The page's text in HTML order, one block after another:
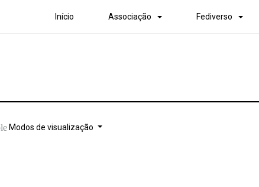
Início Associação Fediverso
Modos de visualização